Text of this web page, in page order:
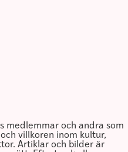
medlemmar och andra som
villkoren inom kultur,
Artiklar och bilder är